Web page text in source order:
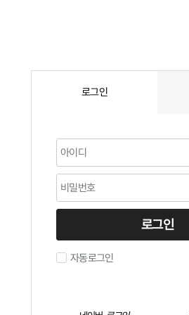
로그인
로그인
자동로그인